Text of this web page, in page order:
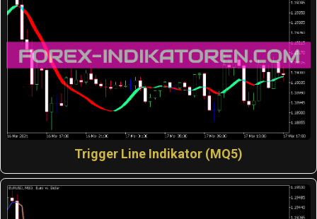
Trigger Line Indikator (MQ5)